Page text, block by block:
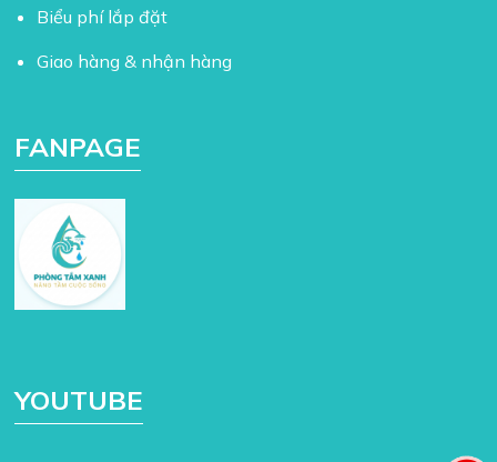
Biểu phí lắp đặt
Giao hàng & nhận hàng
FANPAGE
YOUTUBE